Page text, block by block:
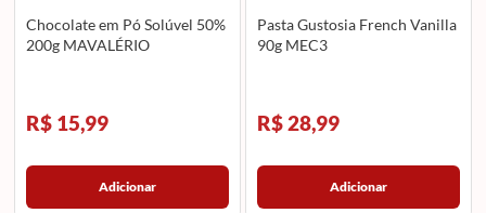
Chocolate em Pó Solúvel 50%
200g MAVALÉRIO
R$ 15,99
Adicionar
Pasta Gustosia French Vanilla
90g MEC3
R$ 28,99
Adicionar